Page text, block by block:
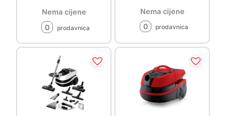
Nema cijene
0
prodavnica
Nema cijene
0
prodavnica